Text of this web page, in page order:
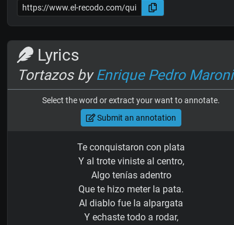
Lyrics
Tortazos byEnrique Pedro Maroni
Select the word or extract your want to annotate.
Submit an annotation
Te conquistaron con plata
Y al trote viniste al centro,
Algo tenías adentro
Que te hizo meter la pata.
Al diablo fue la alpargata
Y echaste todo a rodar,